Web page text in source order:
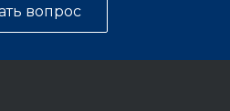
вопрос